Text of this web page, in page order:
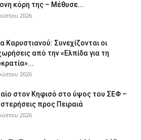
κόρη της – Μέθυσε...
2026
Καρυστιανού: Συνεχίζονται οι
από την «Ελπίδα για τη
2026
στον Κηφισό στο ύψος του ΣΕΦ –
προς Πειραιά
2026